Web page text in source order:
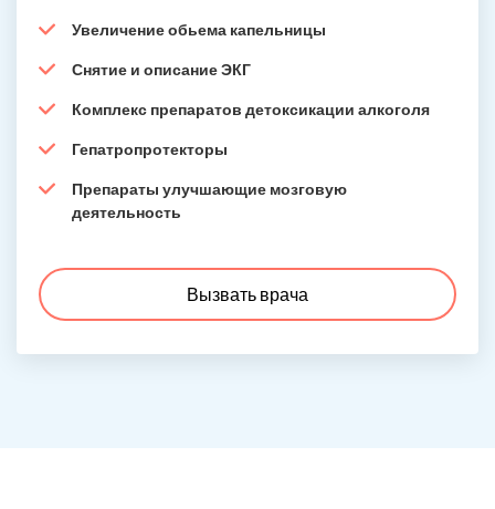
Увеличение обьема капельницы
Снятие и описание ЭКГ
Комплекс препаратов детоксикации алкоголя
Гепатропротекторы
Препараты улучшающие мозговую
деятельность
Вызвать врача